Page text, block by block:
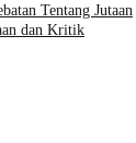
Tentang Jutaan
dan Kritik